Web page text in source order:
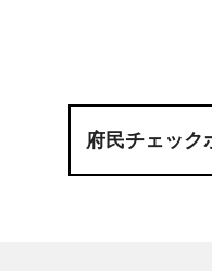
府民チェック